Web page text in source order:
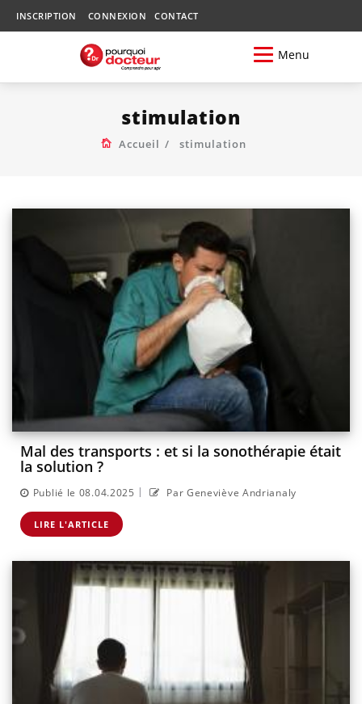
INSCRIPTION CONNEXION CONTACT
Menu
stimulation
Accueil stimulation
Mal des transports : et si la sonothérapie était
la solution ?
Publié le 08.04.2025 | Par Geneviève Andrianaly
LIRE L'ARTICLE